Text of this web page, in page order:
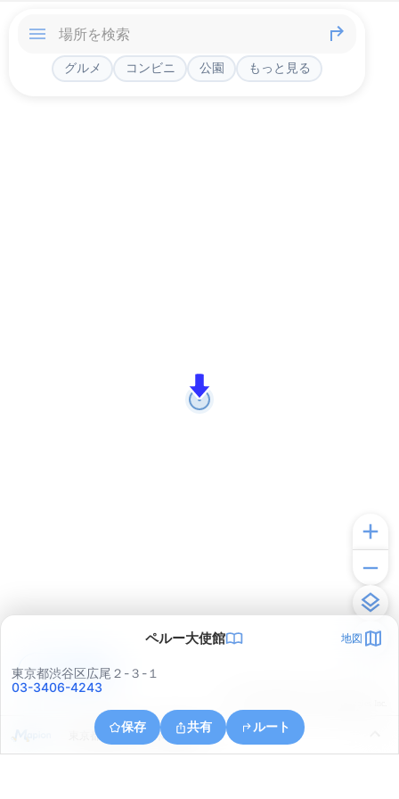
グルメ コンビニ 公園 もっと見る
ペルー大使館 地図
東京都渋谷区広尾２-３-１
03-3406-4243
保存 共有 ルート
東京都渋谷区代々木神園町１
アプリで見る